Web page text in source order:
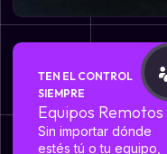
TEN EL CONTROL
SIEMPRE
Equipos Remotos
Sin importar dónde
estés tú o tu equipo,